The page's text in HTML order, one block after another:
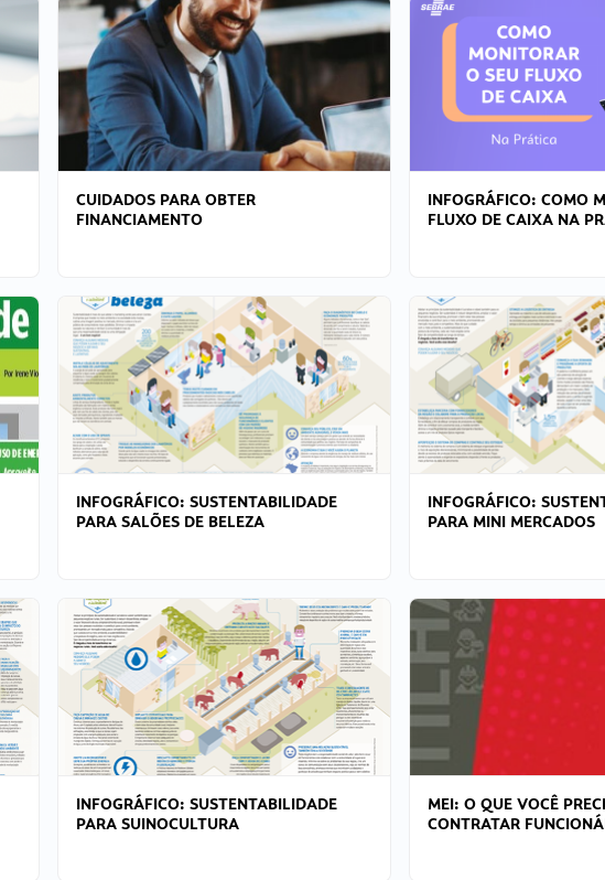
CUIDADOS PARA OBTER
FINANCIAMENTO
INFOGRÁFICO: COMO
FLUXO DE CAIXA NA
INFOGRÁFICO: SUSTENTABILIDADE
PARA SALÕES DE BELEZA
INFOGRÁFICO:
PARA MINI MERCADOS
INFOGRÁFICO: SUSTENTABILIDADE
PARA SUINOCULTURA
MEI: O QUE VOCÊ
CONTRATAR